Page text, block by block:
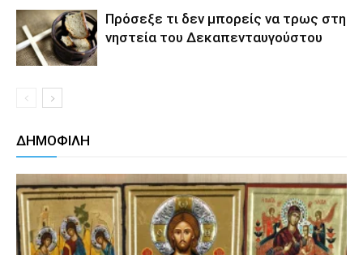
Πρόσεξε τι δεν μπορείς να τρως στη
νηστεία του Δεκαπενταυγούστου
ΔΗΜΟΦΙΛΗ